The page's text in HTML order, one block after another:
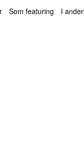
Som featuring I